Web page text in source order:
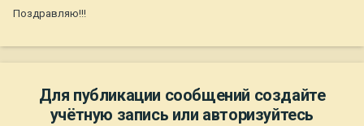
Поздравляю!!!
Для публикации сообщений создайте
учётную запись или авторизуйтесь